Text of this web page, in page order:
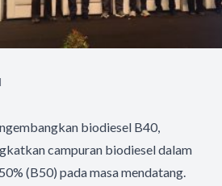
biodiesel B40,
campuran biodiesel dalam
(B50) pada masa mendatang.